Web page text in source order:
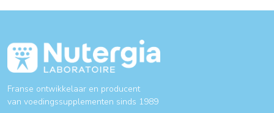
Franse ontwikkelaar en producent
van voedingssupplementen sinds 1989